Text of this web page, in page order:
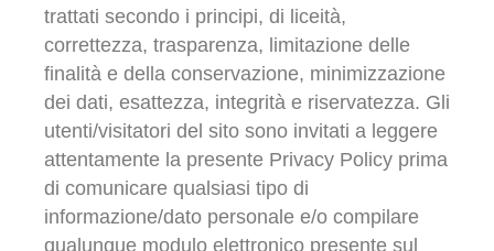
trattati secondo i principi, di liceità,
correttezza, trasparenza, limitazione delle
finalità e della conservazione, minimizzazione
dei dati, esattezza, integrità e riservatezza. Gli
utenti/visitatori del sito sono invitati a leggere
attentamente la presente Privacy Policy prima
di comunicare qualsiasi tipo di
informazione/dato personale e/o compilare
qualunque modulo elettronico presente sul